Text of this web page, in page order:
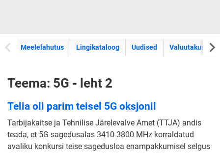
Meelelahutus Lingikataloog Uudised Valuutakursid
Teema: 5G - leht 2
Telia oli parim teisel 5G oksjonil
Tarbijakaitse ja Tehnilise Järelevalve Amet (TTJA) andis
teada, et 5G sagedusalas 3410-3800 MHz korraldatud
avaliku konkursi teise sagedusloa enampakkumisel selgus